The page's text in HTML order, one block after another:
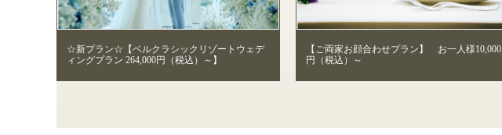
☆新プラン☆【ベルクラシックリゾートウェデ
ィングプラン 264,000円（税込）～】
【ご両家お顔合わせプラン】 お一人様10,000
円（税込）～